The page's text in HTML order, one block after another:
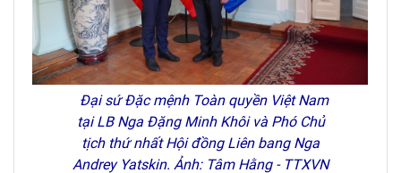
Đại sứ Đặc mệnh Toàn quyền Việt Nam
tại LB Nga Đặng Minh Khôi và Phó Chủ
tịch thứ nhất Hội đồng Liên bang Nga
Andrey Yatskin. Ảnh: Tâm Hằng - TTXVN